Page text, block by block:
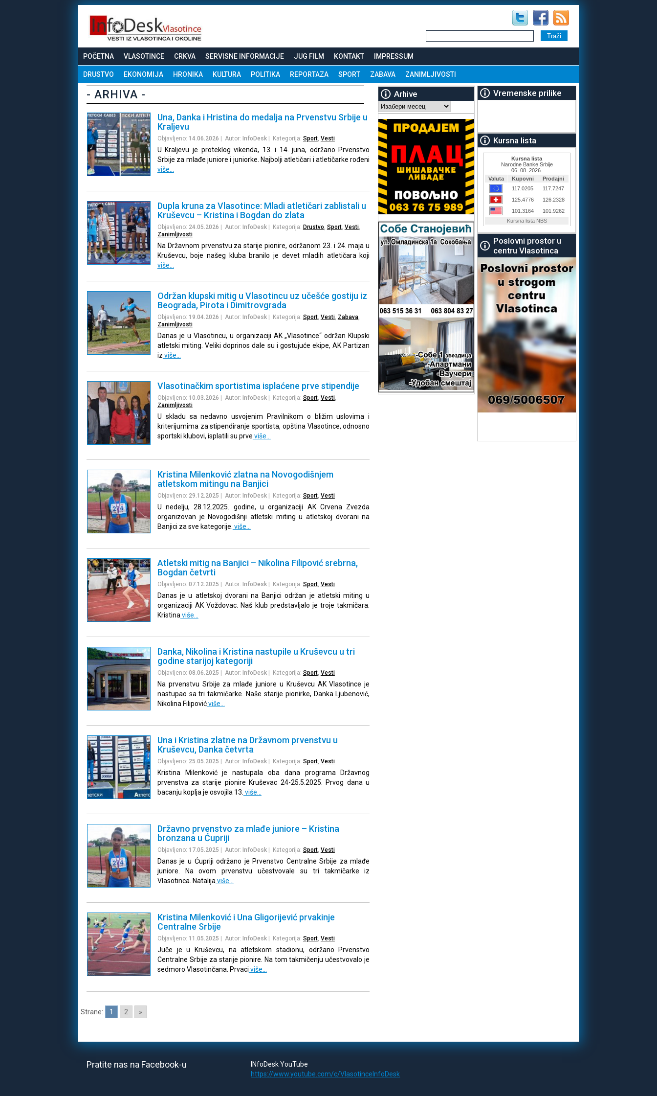
POČETNA VLASOTINCE CRKVA SERVISNE INFORMACIJE JUG FILM KONTAKT IMPRESSUM
DRUSTVO EKONOMIJA HRONIKA KULTURA POLITIKA REPORTAZA SPORT ZABAVA ZANIMLJIVOSTI
- ARHIVA -
Una, Danka i Hristina do medalja na Prvenstvu Srbije u
Kraljevu
Objavljeno: 14.06.2026 | Autor: InfoDesk| Kategorija: Sport, Vesti
U Kraljevu je proteklog vikenda, 13. i 14. juna, održano Prvenstvo
Srbije za mlađe juniore i juniorke. Najbolji atletičari i atletičarke rođeni
više…
Dupla kruna za Vlasotince: Mladi atletičari zablistali u
Kruševcu – Kristina i Bogdan do zlata
Objavljeno: 24.05.2026 | Autor: InfoDesk| Kategorija: Drustvo, Sport, Vesti,
Zanimljivosti
Na Državnom prvenstvu za starije pionire, održanom 23. i 24. maja u
Kruševcu, boje našeg kluba branilo je devet mladih atletičara koji
više…
Održan klupski mitig u Vlasotincu uz učešće gostiju iz
Beograda, Pirota i Dimitrovgrada
Objavljeno: 19.04.2026 | Autor: InfoDesk| Kategorija: Sport, Vesti, Zabava,
Zanimljivosti
Danas je u Vlasotincu, u organizaciji AK „Vlasotince“ održan Klupski
atletski miting. Veliki doprinos dale su i gostujuće ekipe, AK Partizan
iz više…
Vlasotinačkim sportistima isplaćene prve stipendije
Objavljeno: 10.03.2026 | Autor: InfoDesk| Kategorija: Sport, Vesti,
Zanimljivosti
U skladu sa nedavno usvojenim Pravilnikom o bližim uslovima i
kriterijumima za stipendiranje sportista, opština Vlasotince, odnosno
sportski klubovi, isplatili su prve više…
Kristina Milenković zlatna na Novogodišnjem
atletskom mitingu na Banjici
Objavljeno: 29.12.2025 | Autor: InfoDesk| Kategorija: Sport, Vesti
U nedelju, 28.12.2025. godine, u organizaciji AK Crvena Zvezda
organizovan je Novogodišnji atletski miting u atletskoj dvorani na
Banjici za sve kategorije. više…
Atletski mitig na Banjici – Nikolina Filipović srebrna,
Bogdan četvrti
Objavljeno: 07.12.2025 | Autor: InfoDesk| Kategorija: Sport, Vesti
Danas je u atletskoj dvorani na Banjici održan je atletski miting u
organizaciji AK Voždovac. Naš klub predstavljalo je troje takmičara.
Kristina više…
Danka, Nikolina i Kristina nastupile u Kruševcu u tri
godine starijoj kategoriji
Objavljeno: 08.06.2025 | Autor: InfoDesk| Kategorija: Sport, Vesti
Na prvenstvu Srbije za mlađe juniore u Kruševcu AK Vlasotince je
nastupao sa tri takmičarke. Naše starije pionirke, Danka Ljubenović,
Nikolina Filipovićviše…
Una i Kristina zlatne na Državnom prvenstvu u
Kruševcu, Danka četvrta
Objavljeno: 25.05.2025 | Autor: InfoDesk| Kategorija: Sport, Vesti
Kristina Milenković je nastupala oba dana programa Državnog
prvenstva za starije pionire Kruševac 24-25.5.2025. Prvog dana u
bacanju koplja je osvojila 13. više…
Državno prvenstvo za mlađe juniore – Kristina
bronzana u Ćupriji
Objavljeno: 17.05.2025 | Autor: InfoDesk| Kategorija: Sport, Vesti
Danas je u Ćupriji održano je Prvenstvo Centralne Srbije za mlađe
juniore. Na ovom prvenstvu učestvovale su tri takmičarke iz
Vlasotinca. Natalijaviše…
Kristina Milenković i Una Gligorijević prvakinje
Centralne Srbije
Objavljeno: 11.05.2025 | Autor: InfoDesk| Kategorija: Sport, Vesti
Juče je u Kruševcu, na atletskom stadionu, održano Prvenstvo
Centralne Srbije za starije pionire. Na tom takmičenju učestvovalo je
sedmoro Vlasotinčana. Prvaci više…
Strane: 1 2 »
Arhive
Arhive
Vremenske prilike
Kursna lista
Poslovni prostor u
centru Vlasotinca
Pratite nas na Facebook-u
INfoDesk YouTube
https://www.youtube.com/c/VlasotinceInfoDesk